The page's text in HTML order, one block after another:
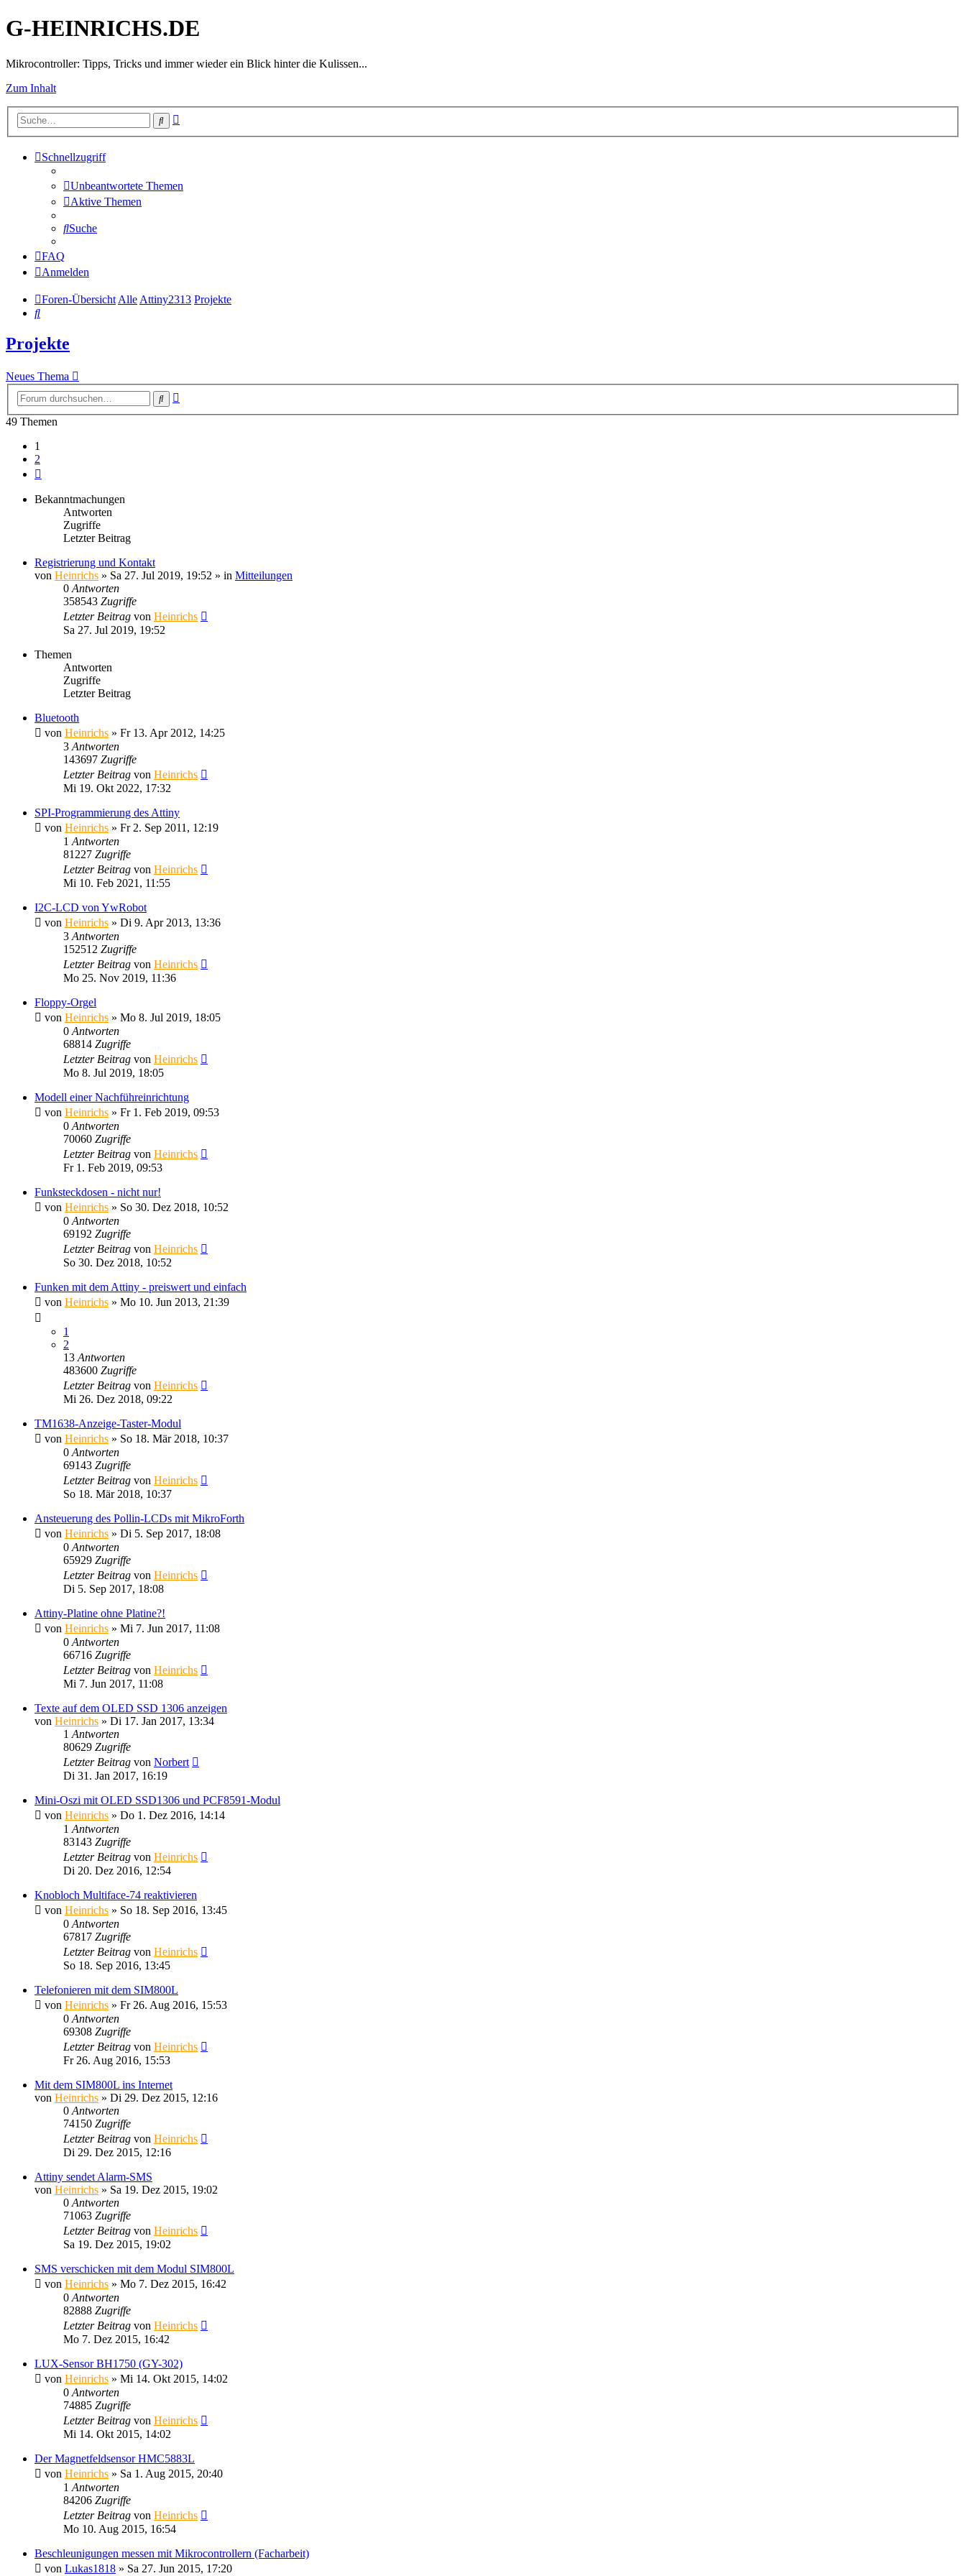
G-HEINRICHS.DE
Mikrocontroller: Tipps, Tricks und immer wieder ein Blick hinter die Kulissen...
Zum Inhalt
Suche
Schnellzugriff
Unbeantwortete Themen
Aktive Themen
Suche
FAQ
Anmelden
Foren-ÜbersichtAlleAttiny2313 Projekte
Suche
Projekte
Neues Thema
Suche
49 Themen
1
2
Bekanntmachungen
Antworten
Zugriffe
Letzter Beitrag
Registrierung und Kontakt
von Heinrichs » Sa 27. Jul 2019, 19:52 » in Mitteilungen
0 Antworten
358543 Zugriffe
Letzter Beitrag von Heinrichs
Sa 27. Jul 2019, 19:52
Themen
Antworten
Zugriffe
Letzter Beitrag
Bluetooth
von Heinrichs » Fr 13. Apr 2012, 14:25
3 Antworten
143697 Zugriffe
Letzter Beitrag von Heinrichs
Mi 19. Okt 2022, 17:32
SPI-Programmierung des Attiny
von Heinrichs » Fr 2. Sep 2011, 12:19
1 Antworten
81227 Zugriffe
Letzter Beitrag von Heinrichs
Mi 10. Feb 2021, 11:55
I2C-LCD von YwRobot
von Heinrichs » Di 9. Apr 2013, 13:36
3 Antworten
152512 Zugriffe
Letzter Beitrag von Heinrichs
Mo 25. Nov 2019, 11:36
Floppy-Orgel
von Heinrichs » Mo 8. Jul 2019, 18:05
0 Antworten
68814 Zugriffe
Letzter Beitrag von Heinrichs
Mo 8. Jul 2019, 18:05
Modell einer Nachführeinrichtung
von Heinrichs » Fr 1. Feb 2019, 09:53
0 Antworten
70060 Zugriffe
Letzter Beitrag von Heinrichs
Fr 1. Feb 2019, 09:53
Funksteckdosen - nicht nur!
von Heinrichs » So 30. Dez 2018, 10:52
0 Antworten
69192 Zugriffe
Letzter Beitrag von Heinrichs
So 30. Dez 2018, 10:52
Funken mit dem Attiny - preiswert und einfach
von Heinrichs » Mo 10. Jun 2013, 21:39
1
2
13 Antworten
483600 Zugriffe
Letzter Beitrag von Heinrichs
Mi 26. Dez 2018, 09:22
TM1638-Anzeige-Taster-Modul
von Heinrichs » So 18. Mär 2018, 10:37
0 Antworten
69143 Zugriffe
Letzter Beitrag von Heinrichs
So 18. Mär 2018, 10:37
Ansteuerung des Pollin-LCDs mit MikroForth
von Heinrichs » Di 5. Sep 2017, 18:08
0 Antworten
65929 Zugriffe
Letzter Beitrag von Heinrichs
Di 5. Sep 2017, 18:08
Attiny-Platine ohne Platine?!
von Heinrichs » Mi 7. Jun 2017, 11:08
0 Antworten
66716 Zugriffe
Letzter Beitrag von Heinrichs
Mi 7. Jun 2017, 11:08
Texte auf dem OLED SSD 1306 anzeigen
von Heinrichs » Di 17. Jan 2017, 13:34
1 Antworten
80629 Zugriffe
Letzter Beitrag von Norbert
Di 31. Jan 2017, 16:19
Mini-Oszi mit OLED SSD1306 und PCF8591-Modul
von Heinrichs » Do 1. Dez 2016, 14:14
1 Antworten
83143 Zugriffe
Letzter Beitrag von Heinrichs
Di 20. Dez 2016, 12:54
Knobloch Multiface-74 reaktivieren
von Heinrichs » So 18. Sep 2016, 13:45
0 Antworten
67817 Zugriffe
Letzter Beitrag von Heinrichs
So 18. Sep 2016, 13:45
Telefonieren mit dem SIM800L
von Heinrichs » Fr 26. Aug 2016, 15:53
0 Antworten
69308 Zugriffe
Letzter Beitrag von Heinrichs
Fr 26. Aug 2016, 15:53
Mit dem SIM800L ins Internet
von Heinrichs » Di 29. Dez 2015, 12:16
0 Antworten
74150 Zugriffe
Letzter Beitrag von Heinrichs
Di 29. Dez 2015, 12:16
Attiny sendet Alarm-SMS
von Heinrichs » Sa 19. Dez 2015, 19:02
0 Antworten
71063 Zugriffe
Letzter Beitrag von Heinrichs
Sa 19. Dez 2015, 19:02
SMS verschicken mit dem Modul SIM800L
von Heinrichs » Mo 7. Dez 2015, 16:42
0 Antworten
82888 Zugriffe
Letzter Beitrag von Heinrichs
Mo 7. Dez 2015, 16:42
LUX-Sensor BH1750 (GY-302)
von Heinrichs » Mi 14. Okt 2015, 14:02
0 Antworten
74885 Zugriffe
Letzter Beitrag von Heinrichs
Mi 14. Okt 2015, 14:02
Der Magnetfeldsensor HMC5883L
von Heinrichs » Sa 1. Aug 2015, 20:40
1 Antworten
84206 Zugriffe
Letzter Beitrag von Heinrichs
Mo 10. Aug 2015, 16:54
Beschleunigungen messen mit Mikrocontrollern (Facharbeit)
von Lukas1818 » Sa 27. Jun 2015, 17:20